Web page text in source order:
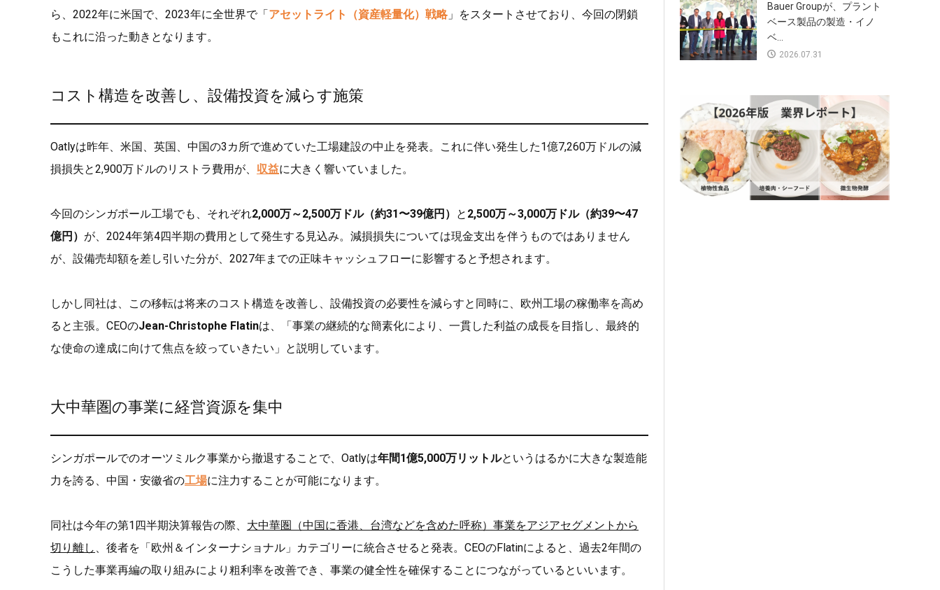
ら、2022年に米国で、2023年に全世界で「アセットライト（資産軽量化）戦略」をスタートさせており、今回の閉鎖
もこれに沿った動きとなります。
コスト構造を改善し、設備投資を減らす施策
Oatlyは昨年、米国、英国、中国の3カ所で進めていた工場建設の中止を発表。これに伴い発生した1億7,260万ドルの減
損損失と2,900万ドルのリストラ費用が、 収益に大きく響いていました。
今回のシンガポール工場でも、それぞれ2,000万～2,500万ドル（約31〜39億円） と 2,500万～3,000万ドル（約39〜47
億円） が、2024年第4四半期の費用として発生する見込み。減損損失については現金支出を伴うものではありません
が、設備売却額を差し引いた分が、2027年までの正味キャッシュフローに影響すると予想されます。
しかし同社は、この移転は将来のコスト構造を改善し、設備投資の必要性を減らすと同時に、欧州工場の稼働率を高め
ると主張。CEOのJean-Christophe Flatinは、「事業の継続的な簡素化により、一貫した利益の成長を目指し、最終的
な使命の達成に向けて焦点を絞っていきたい」と説明しています。
大中華圏の事業に経営資源を集中
シンガポールでのオーツミルク事業から撤退することで、Oatlyは年間1億5,000万リットルというはるかに大きな製造能
力を誇る、中国・安徽省の工場に注力することが可能になります。
同社は今年の第1四半期決算報告の際、 大中華圏（中国に香港、台湾などを含めた呼称）事業をアジアセグメントから
切り離し 、後者を「欧州＆インターナショナル」カテゴリーに統合させると発表。CEOのFlatinによると、過去2年間の
こうした事業再編の取り組みにより粗利率を改善でき、事業の健全性を確保することにつながっているといいます。
Bauer Groupが、プラント
ベース製品の製造・イノ
ベ...
2026.07.31